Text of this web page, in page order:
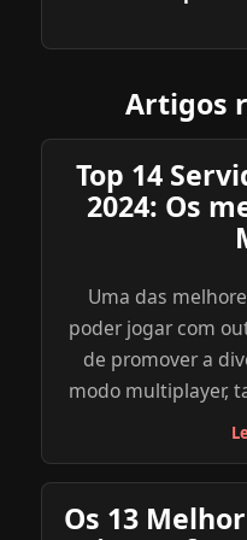
Artigos
Top 14
2024: Os
Uma das
poder jogar com
de promover a
modo multiplayer,
explore uma
dos servidores
Abaixo, reunimos
Os 13